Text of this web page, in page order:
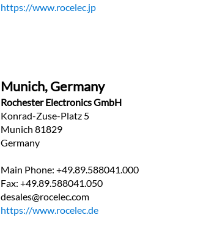
https://www.rocelec.jp
Munich, Germany
Rochester Electronics GmbH
Konrad-Zuse-Platz 5
Munich 81829
Germany
Main Phone: +49.89.588041.000
Fax: +49.89.588041.050
desales@rocelec.com
https://www.rocelec.de